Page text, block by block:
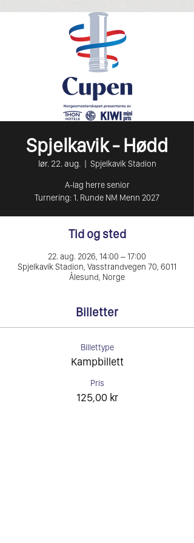
Spjelkavik - Hødd
lør. 22. aug.
  |
Spjelkavik Stadion
A-lag herre senior
Turnering: 1. Runde NM Menn 2027
Tid og sted
22. aug. 2026, 14:00 – 17:00
Spjelkavik Stadion, Vasstrandvegen 70, 6011
Ålesund, Norge
Billetter
Billettype
Kampbillett
Pris
125,00 kr